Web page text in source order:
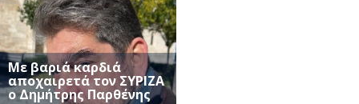
Με βαριά καρδιά
αποχαιρετά τον ΣΥΡΙΖΑ
ο Δημήτρης Παρθένης